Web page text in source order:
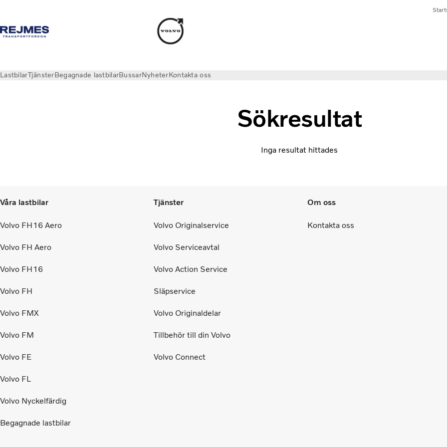
LastbilarTjänsterBegagnade lastbilarBussarNyheterKontakta oss
Sökresultat
Inga resultat hittades
Våra lastbilar
Volvo FH16 Aero
Volvo FH Aero
Volvo FH16
Volvo FH
Volvo FMX
Volvo FM
Volvo FE
Volvo FL
Volvo Nyckelfärdig
Begagnade lastbilar
Tjänster
Volvo Originalservice
Volvo Serviceavtal
Volvo Action Service
Släpservice
Volvo Originaldelar
Tillbehör till din Volvo
Volvo Connect
Om oss
Kontakta oss